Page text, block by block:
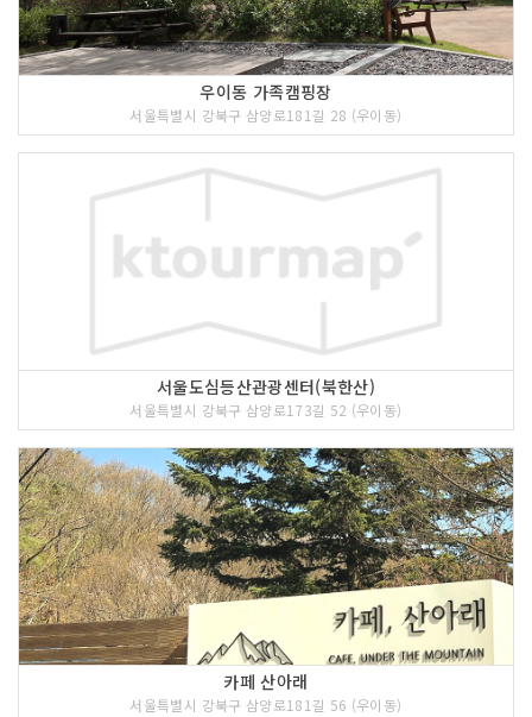
우이동 가족캠핑장
서울특별시 강북구 삼양로181길 28 (우이동)
서울도심등산관광센터(북한산)
서울특별시 강북구 삼양로173길 52 (우이동)
카페 산아래
서울특별시 강북구 삼양로181길 56 (우이동)